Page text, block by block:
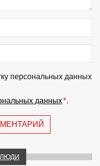
персональных данных
данных*.